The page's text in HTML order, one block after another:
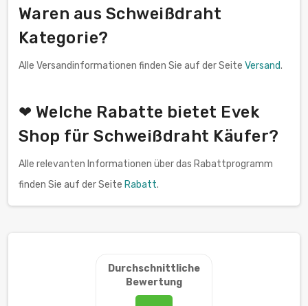
Waren aus Schweißdraht
Kategorie?
Alle Versandinformationen finden Sie auf der Seite Versand.
❤ Welche Rabatte bietet Evek
Shop für Schweißdraht Käufer?
Alle relevanten Informationen über das Rabattprogramm
finden Sie auf der Seite Rabatt.
Durchschnittliche
Bewertung